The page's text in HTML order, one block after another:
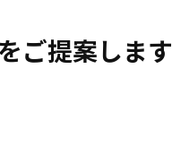
をご提案します